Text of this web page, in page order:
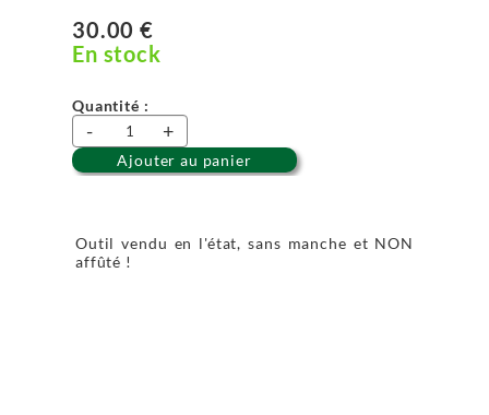
30.00 €
En stock
Quantité :
- +
Ajouter au panier
Outil vendu en l'état, sans manche et NON
affûté !